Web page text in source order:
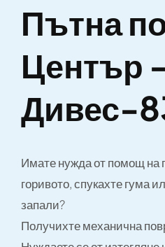
Пътна
Център
Дивес-
Имате нужда от помощ на
горивото, спукахте гума
запали?
Получихте механична